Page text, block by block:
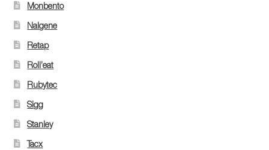
Monbento
Nalgene
Retap
Roll’eat
Rubytec
Sigg
Stanley
Tacx